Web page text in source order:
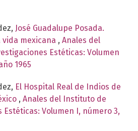
José Guadalupe Posada.
mexicana , Anales del
Estéticas: Volumen
1965
El Hospital Real de Indios de
, Anales del Instituto de
Estéticas: Volumen I, número 3,